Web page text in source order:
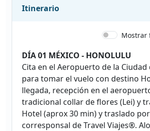
Itinerario
Mostrar
DÍA 01 MÉXICO - HONOLULU
Cita en el Aeropuerto de la Ciudad
para tomar el vuelo con destino
llegada, recepción en el
tradicional collar de flores (Lei) y
Hotel (aprox 30 min) y traslado
corresponsal de Travel Viajes®.